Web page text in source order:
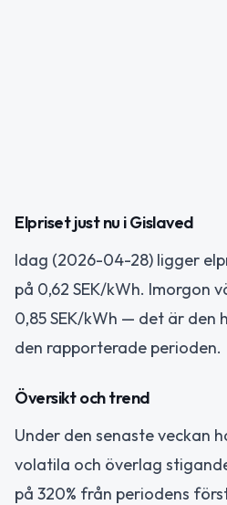
Elpriset just nu i Gislaved
Idag (2026-04-28) ligger
på 0,62 SEK/kWh. Imorgon
0,85 SEK/kWh — det är den
den rapporterade perioden.
Översikt och trend
Under den senaste veckan
volatila och överlag
på 320% från periodens